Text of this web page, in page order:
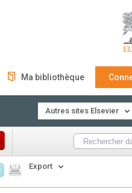
Ma bibliothèque
Autres sites Elsevier
Export